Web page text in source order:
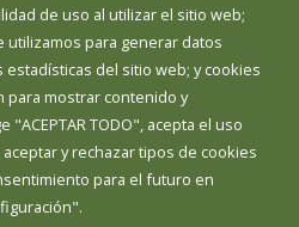
de uso al utilizar el sitio web;
para generar datos
del sitio web; y cookies
para mostrar contenido y
TODO", acepta el uso
y rechazar tipos de cookies
para el futuro en
SESIÓN
WEB